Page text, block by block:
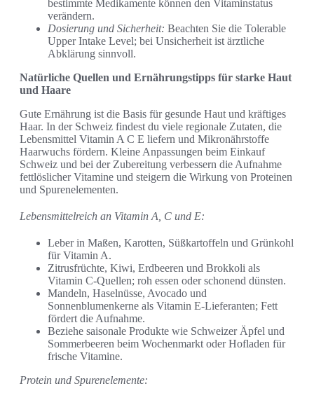
bestimmte Medikamente können den Vitaminstatus
verändern.
Dosierung und Sicherheit: Beachten Sie die Tolerable
Upper Intake Level; bei Unsicherheit ist ärztliche
Abklärung sinnvoll.
Natürliche Quellen und Ernährungstipps für starke Haut
und Haare
Gute Ernährung ist die Basis für gesunde Haut und kräftiges
Haar. In der Schweiz findest du viele regionale Zutaten, die
Lebensmittel Vitamin A C E liefern und Mikronährstoffe
Haarwuchs fördern. Kleine Anpassungen beim Einkauf
Schweiz und bei der Zubereitung verbessern die Aufnahme
fettlöslicher Vitamine und steigern die Wirkung von Proteinen
und Spurenelementen.
Lebensmittelreich an Vitamin A, C und E:
Leber in Maßen, Karotten, Süßkartoffeln und Grünkohl
für Vitamin A.
Zitrusfrüchte, Kiwi, Erdbeeren und Brokkoli als
Vitamin C-Quellen; roh essen oder schonend dünsten.
Mandeln, Haselnüsse, Avocado und
Sonnenblumenkerne als Vitamin E-Lieferanten; Fett
fördert die Aufnahme.
Beziehe saisonale Produkte wie Schweizer Äpfel und
Sommerbeeren beim Wochenmarkt oder Hofladen für
frische Vitamine.
Protein und Spurenelemente: